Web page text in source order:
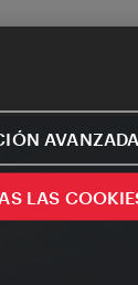
AVANZADA
LAS